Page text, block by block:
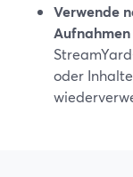
Verwende
Aufnahmen
oder